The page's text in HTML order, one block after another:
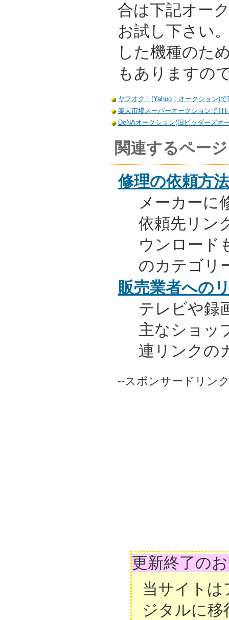
合は下記オー
お試し下さい
した機種のた
もありますの
ヤフオク！(Yahoo！オークション)で
楽天市場スーパーオークションで
DeNAオークション(旧ビッダーズオ
関連するページ
修理の依頼方法
メーカーに
依頼先リン
ウンロード
のカテゴリ
販売業者への
テレビや録
主なショッ
連リンクの
--スポンサードリン
更新終了の
当サイト
ジタルに移